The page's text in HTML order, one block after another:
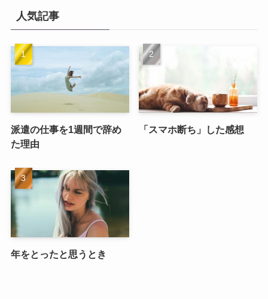
人気記事
派遣の仕事を1週間で辞め
た理由
「スマホ断ち」した感想
年をとったと思うとき